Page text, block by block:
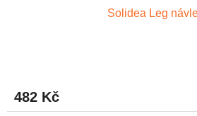
Solidea Leg
482 Kč